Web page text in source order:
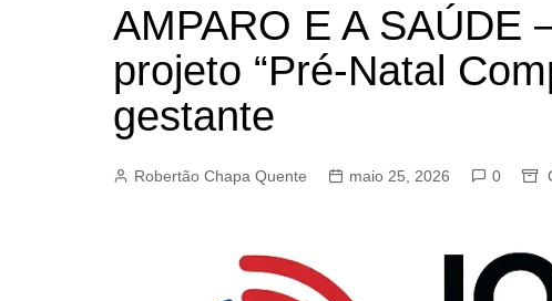
BARRETOS
CAMPINAS
JUNDIAÍ
MOGI MIRIM
AMPARO E A SAÚDE
projeto “Pré-Natal
gestante
Robertão Chapa Quente maio 25, 2026 0